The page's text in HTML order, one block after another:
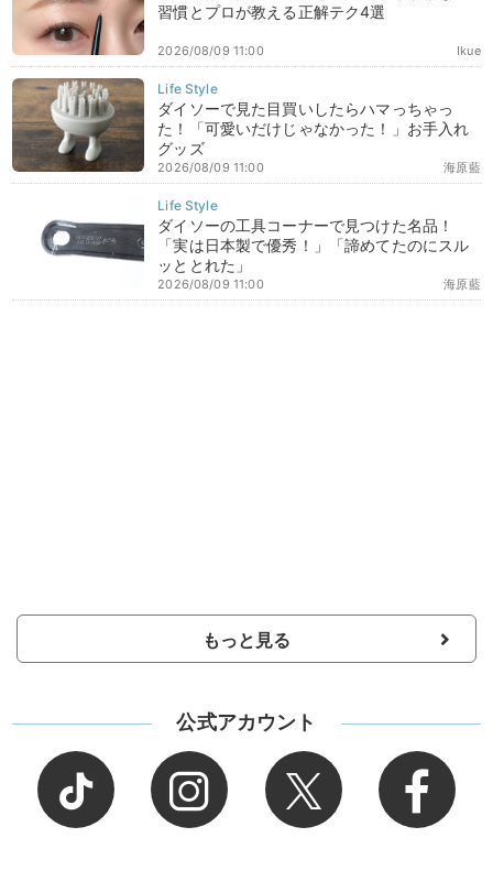
習慣とプロが教える正解テク4選
Ikue
2026/08/09 11:00
ダイソーで見た目買いしたらハマっちゃっ
た！「可愛いだけじゃなかった！」お手入れ
グッズ
海原藍
2026/08/09 11:00
ダイソーの工具コーナーで見つけた名品！
「実は日本製で優秀！」「諦めてたのにスル
ッととれた」
海原藍
2026/08/09 11:00
もっと見る
公式アカウント